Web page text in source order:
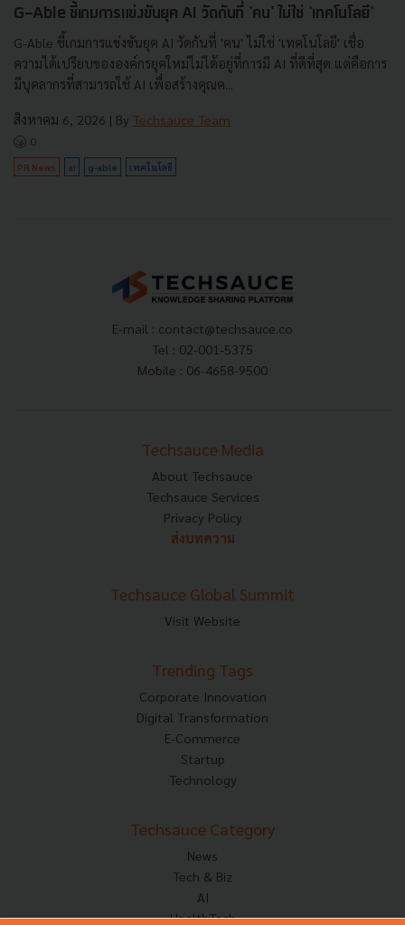
G-Able ชี้เกมการแข่งขันยุค AI วัดกันที่ 'คน' ไม่ใช่ 'เทคโนโลยี'
G-Able ชี้เกมการแข่งขันยุค AI วัดกันที่ 'คน' ไม่ใช่ 'เทคโนโลยี' เชื่อ
ความได้เปรียบขององค์กรยุคใหม่ไม่ได้อยู่ที่การมี AI ที่ดีที่สุด แต่คือการ
มีบุคลากรที่สามารถใช้ AI เพื่อสร้างคุณค...
สิงหาคม 6, 2026 | By Techsauce Team
0
PR News ai g-able เทคโนโลยี
E-mail : contact@techsauce.co
Tel : 02-001-5375
Mobile : 06-4658-9500
Techsauce Media
About Techsauce
Techsauce Services
Privacy Policy
ส่งบทความ
Techsauce Global Summit
Visit Website
Trending Tags
Corporate Innovation
Digital Transformation
E-Commerce
Startup
Technology
Techsauce Category
News
Tech & Biz
AI
HealthTech